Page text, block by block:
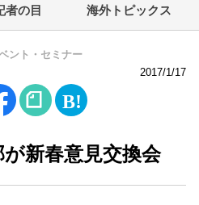
者の目 海外トピックス
ント・セミナー
2017/1/17
新春意見交換会